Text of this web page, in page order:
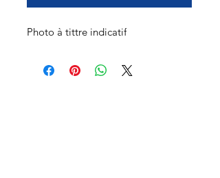
Photo à tittre indicatif